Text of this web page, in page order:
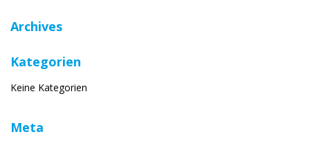
Archives
Kategorien
Keine Kategorien
Meta